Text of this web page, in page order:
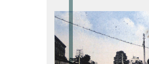
Obraz (old)